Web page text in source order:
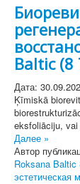
Baltic (8
Дата:
Ķīmiskā
eksfoliāciju,
Далее »
Автор
Roksana Baltic
эстетическая